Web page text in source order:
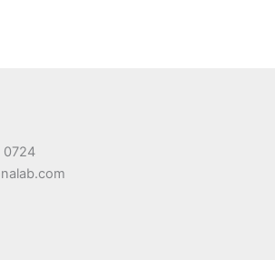
0724